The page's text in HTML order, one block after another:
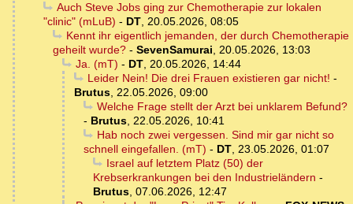
Auch Steve Jobs ging zur Chemotherapie zur lokalen
"clinic" (mLuB) - DT, 20.05.2026, 08:05
Kennt ihr eigentlich jemanden, der durch Chemotherapie
geheilt wurde? - SevenSamurai, 20.05.2026, 13:03
Ja. (mT) - DT, 20.05.2026, 14:44
Leider Nein! Die drei Frauen existieren gar nicht! -
Brutus, 22.05.2026, 09:00
Welche Frage stellt der Arzt bei unklarem Befund?
- Brutus, 22.05.2026, 10:41
Hab noch zwei vergessen. Sind mir gar nicht so
schnell eingefallen. (mT) - DT, 23.05.2026, 01:07
Israel auf letztem Platz (50) der
Krebserkrankungen bei den Industrieländern -
Brutus, 07.06.2026, 12:47